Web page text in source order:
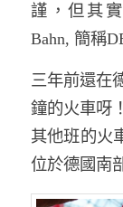
謹，但其
Bahn, 簡稱
三年前還在
鐘的火車呀
其他班的火
位於德國南